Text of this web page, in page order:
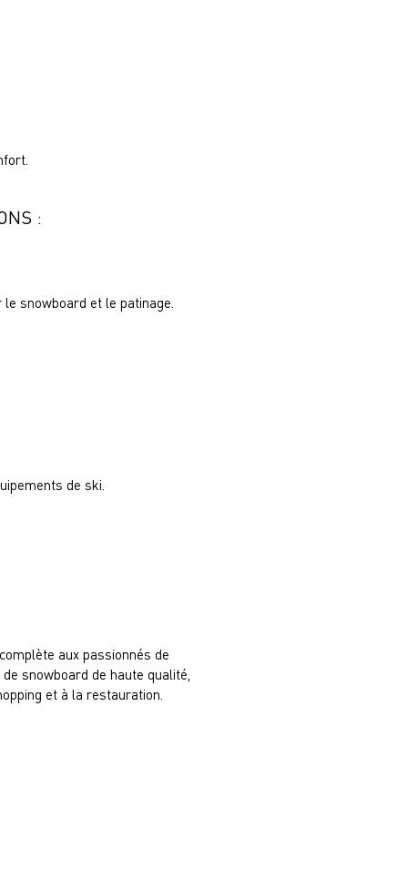
:
snowboard et le patinage.
de ski.
aux passionnés de
snowboard de haute qualité,
et à la restauration.